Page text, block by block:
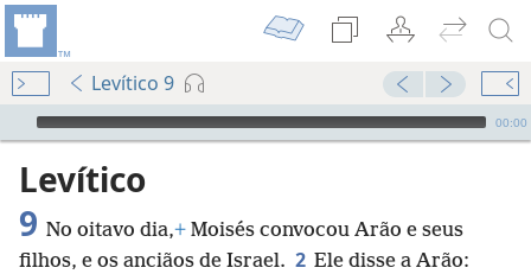
Levítico 9
Audio Player
00:00
Levítico
9 No oitavo dia,+ Moisés convocou Arão e seus
filhos, e os anciãos de Israel. 2 Ele disse a Arão: